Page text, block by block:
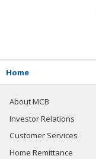
Home
About MCB
Investor Relations
Customer Services
Home Remittance